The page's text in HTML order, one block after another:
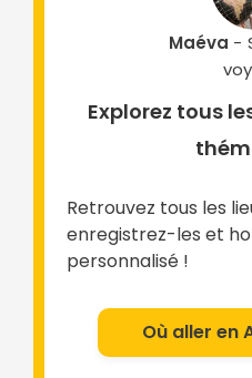
Maéva -
Explorez tous
Retrouvez tous les
enregistrez-les et
personnalisé !
Où aller en